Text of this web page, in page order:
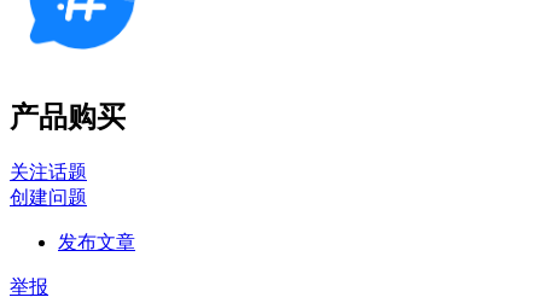
产品购买
关注话题
创建问题
发布文章
举报